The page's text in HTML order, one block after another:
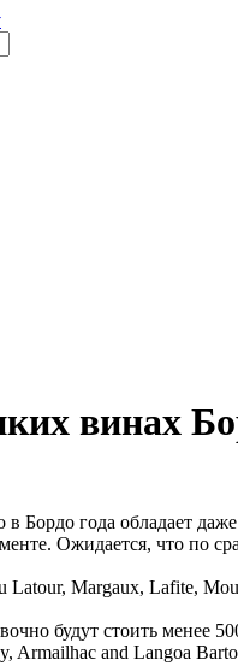
винах
Бордо года обладает
Ожидается, что по
Margaux, Lafite,
будут стоить менее
Armailhac and Langoa